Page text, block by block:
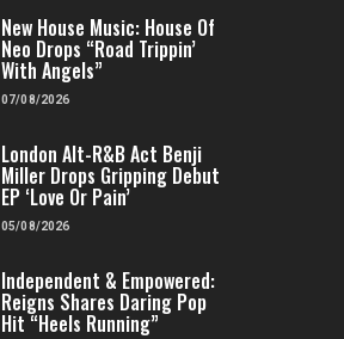
New House Music: House Of
Neo Drops “Road Trippin’
With Angels”
07/08/2026
London Alt-R&B Act Benji
Miller Drops Gripping Debut
EP ‘Love Or Pain’
05/08/2026
Independent & Empowered:
Reigns Shares Daring Pop
Hit “Heels Running”